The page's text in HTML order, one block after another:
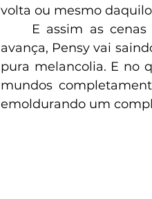
volta ou mesmo
avança, Pensy vai
pura melancolia. E no
mundos
emoldurando um